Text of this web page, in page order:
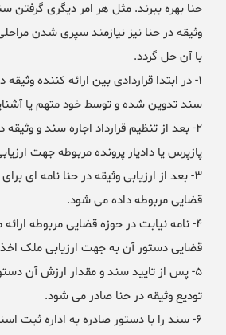
حنا بهره ببرند. مثل هر امر دیگری گرفتن
وثیقه در حنا نیز نیازمند سپری شدن
با آن حل گردد.
۱- در ابتدا قراردادی بین ارائه کننده وثیقه
سند تدوین شده و توسط خود متهم یا
۲- بعد از تنظیم قرارداد اجاره سند و
پازپرس یا دادیار پرونده مربوطه جهت
۳- بعد از ارزیابی وثیقه در حنا نامه ای
قضایی مربوطه داده می شود.
۴- نامه نیابت در حوزه قضایی مربوطه
قضایی دستور آن به جهت ارزیابی ملک
۵- پس از تایید سند و مقدار ارزش آن
تودیع وثیقه در حنا صادر می شود.
۶- سند را با دستور صادره به اداره ثبت اسناد تحویل می دهند.